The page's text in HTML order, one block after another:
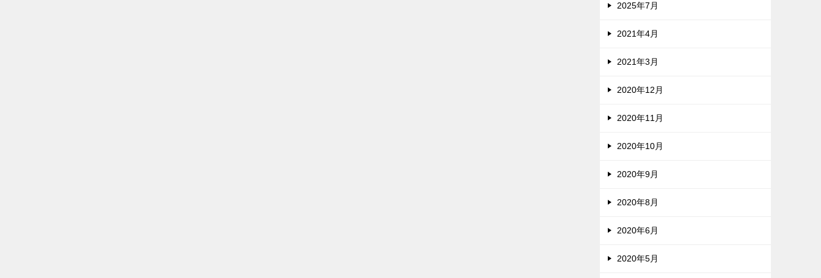
2025年7月
2021年4月
2021年3月
2020年12月
2020年11月
2020年10月
2020年9月
2020年8月
2020年6月
2020年5月